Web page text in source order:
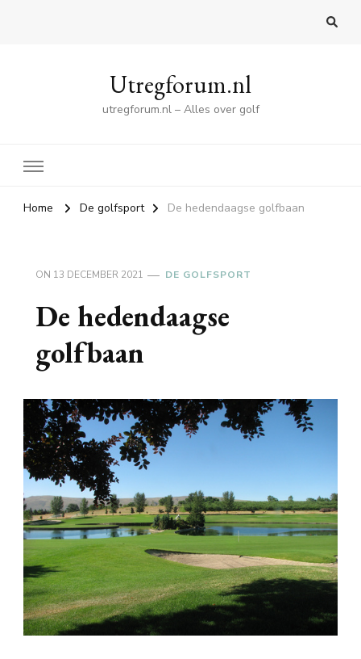
Utregforum.nl
utregforum.nl – Alles over golf
Home De golfsport De hedendaagse golfbaan
ON 13 DECEMBER 2021 DE GOLFSPORT
De hedendaagse
golfbaan